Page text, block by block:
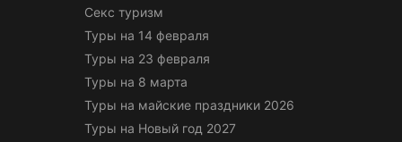
Секс туризм
Туры на 14 февраля
Туры на 23 февраля
Туры на 8 марта
Туры на майские праздники 2026
Туры на Новый год 2027